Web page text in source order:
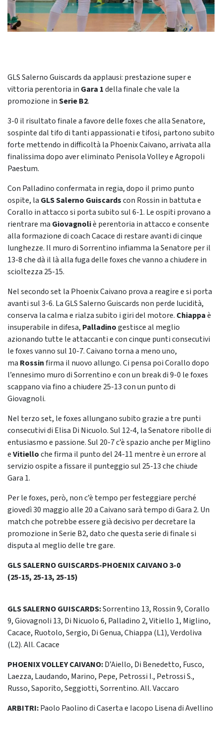
GLS Salerno Guiscards da applausi: prestazione super e
vittoria perentoria in Gara 1della finale che vale la
promozione inSerie B2.
3-0 il risultato finale a favore delle foxes che alla Senatore,
sospinte dal tifo di tanti appassionati e tifosi, partono subito
forte mettendo in difficoltà la Phoenix Caivano, arrivata alla
finalissima dopo aver eliminato Penisola Volley e Agropoli
Paestum.
Con Palladino confermata in regia, dopo il primo punto
ospite, la GLS Salerno Guiscardscon Rossin in battuta e
Corallo in attacco si porta subito sul 6-1. Le ospiti provano a
rientrare ma Giovagnoliè perentoria in attacco e consente
alla formazione di coach Cacace di restare avanti di cinque
lunghezze. Il muro di Sorrentino infiamma la Senatore per il
13-8 che dà il là alla fuga delle foxes che vanno a chiudere in
scioltezza 25-15.
Nel secondo set la Phoenix Caivano prova a reagire e si porta
avanti sul 3-6. La GLS Salerno Guiscards non perde lucidità,
conserva la calma e rialza subito i giri del motore. Chiappaè
insuperabile in difesa, Palladinogestisce al meglio
azionando tutte le attaccanti e con cinque punti consecutivi
le foxes vanno sul 10-7. Caivano torna a meno uno,
ma Rossinfirma il nuovo allungo. Ci pensa poi Corallo dopo
l’ennesimo muro di Sorrentino e con un break di 9-0 le foxes
scappano via fino a chiudere 25-13 con un punto di
Giovagnoli.
Nel terzo set, le foxes allungano subito grazie a tre punti
consecutivi di Elisa Di Nicuolo. Sul 12-4, la Senatore ribolle di
entusiasmo e passione. Sul 20-7 c’è spazio anche per Miglino
eVitielloche firma il punto del 24-11 mentre è un errore al
servizio ospite a fissare il punteggio sul 25-13 che chiude
Gara 1.
Per le foxes, però, non c’è tempo per festeggiare perché
giovedì 30 maggio alle 20 a Caivano sarà tempo di Gara 2. Un
match che potrebbe essere già decisivo per decretare la
promozione in Serie B2, dato che questa serie di finale si
disputa al meglio delle tre gare.
GLS SALERNO GUISCARDS-PHOENIX CAIVANO 3-0
(25-15, 25-13, 25-15)
GLS SALERNO GUISCARDS:Sorrentino 13, Rossin 9, Corallo
9, Giovagnoli 13, Di Nicuolo 6, Palladino 2, Vitiello 1, Miglino,
Cacace, Ruotolo, Sergio, Di Genua, Chiappa (L1), Verdoliva
(L2). All. Cacace
PHOENIX VOLLEY CAIVANO:D’Aiello, Di Benedetto, Fusco,
Laezza, Laudando, Marino, Pepe, Petrossi I., Petrossi S.,
Russo, Saporito, Seggiotti, Sorrentino. All. Vaccaro
ARBITRI:Paolo Paolino di Caserta e Iacopo Lisena di Avellino